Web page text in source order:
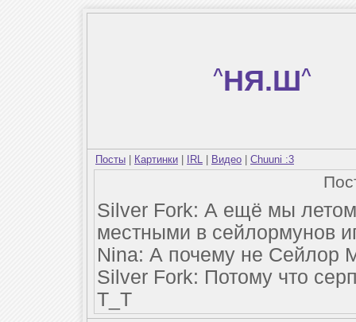
^НЯ.Ш^
Посты Картинки IRL Видео Chuuni :3
Silver Fork: А ещё мы
местными в сейлормунов
Nina: А почему не Сейлор
Silver Fork: Потому что
Т_Т